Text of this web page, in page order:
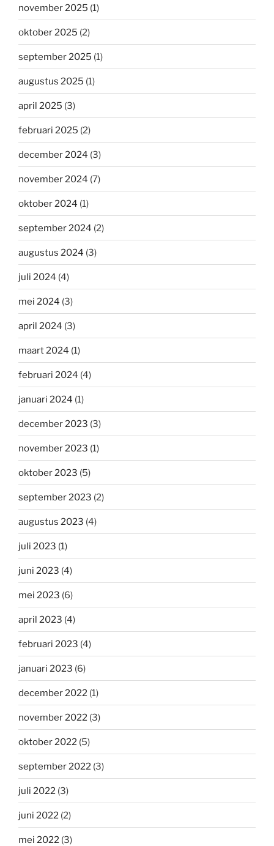
november 2025 (1)
oktober 2025 (2)
september 2025 (1)
augustus 2025 (1)
april 2025 (3)
februari 2025 (2)
december 2024 (3)
november 2024 (7)
oktober 2024 (1)
september 2024 (2)
augustus 2024 (3)
juli 2024 (4)
mei 2024 (3)
april 2024 (3)
maart 2024 (1)
februari 2024 (4)
januari 2024 (1)
december 2023 (3)
november 2023 (1)
oktober 2023 (5)
september 2023 (2)
augustus 2023 (4)
juli 2023 (1)
juni 2023 (4)
mei 2023 (6)
april 2023 (4)
februari 2023 (4)
januari 2023 (6)
december 2022 (1)
november 2022 (3)
oktober 2022 (5)
september 2022 (3)
juli 2022 (3)
juni 2022 (2)
mei 2022 (3)